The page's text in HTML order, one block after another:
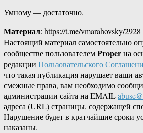
Умному — достаточно.
Материал: https://t.me/vmarahovsky/2928
Настоящий материал самостоятельно
сообществе пользователемProperна
редакции Пользовательского
что такая публикация нарушает ваши
смежные права, вам необходимо
администрации сайта на EMAIL
адреса (URL) страницы, содержащей
Нарушение будет в кратчайшие сроки
наказаны.